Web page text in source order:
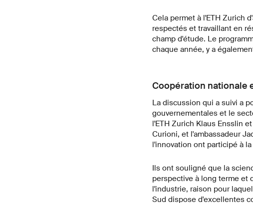
Cela permet à l'ETH Zurich
respectés et travaillant en
champ d'étude. Le
chaque année, y a
Coopération nationale
La discussion qui a suivi a
gouvernementales et le
l'ETH Zurich Klaus Ensslin
Curioni, et l'ambassadeur
l'innovation ont participé à
Ils ont souligné que la
perspective à long terme et
l'industrie, raison pour
Sud dispose d'excellentes